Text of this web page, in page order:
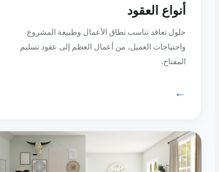
أنواع العقود
حلول تعاقد تناسب نطاق الأعمال وطبيعة المشروع
واحتياجات العميل، من أعمال العظم إلى عقود تسليم